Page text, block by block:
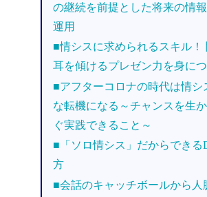
の継続を前提とした将来の情
運用
■情シスに求められるスキル！
耳を傾けるプレゼン力を身に
■アフターコロナの時代は情シ
な転機になる～チャンスを生
ぐ実践できること～
■「ソロ情シス」だからできる
方
■会話のキャッチボールから人